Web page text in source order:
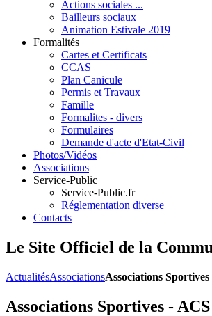
Actions sociales ...
Bailleurs sociaux
Animation Estivale 2019
Formalités
Cartes et Certificats
CCAS
Plan Canicule
Permis et Travaux
Famille
Formalites - divers
Formulaires
Demande d'acte d'Etat-Civil
Photos/Vidéos
Associations
Service-Public
Service-Public.fr
Réglementation diverse
Contacts
Le Site Officiel de la
ActualitésAssociationsAssociations
Associations Sportives -